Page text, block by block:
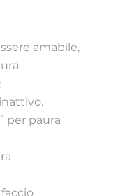
amabile,
per paura